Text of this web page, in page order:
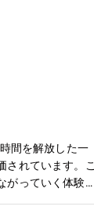
間を解放した一
されています。こ
っていく体験を